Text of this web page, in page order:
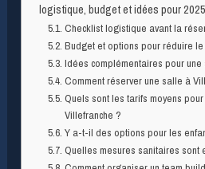
logistique, budget et idées pour 2025
Checklist logistique avant la
Budget et options pour réduire le
Idées complémentaires pour
Comment réserver une salle à
Quels sont les tarifs moyens
Villefranche ?
Y a-t-il des options pour les
Quelles mesures sanitaires sont